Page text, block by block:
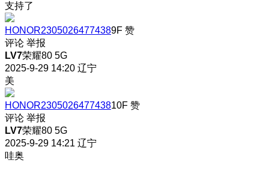
支持了
HONOR23050264774389F 赞
评论 举报
LV7荣耀80 5G
2025-9-29 14:20 辽宁
美
HONOR230502647743810F 赞
评论 举报
LV7荣耀80 5G
2025-9-29 14:21 辽宁
哇奥